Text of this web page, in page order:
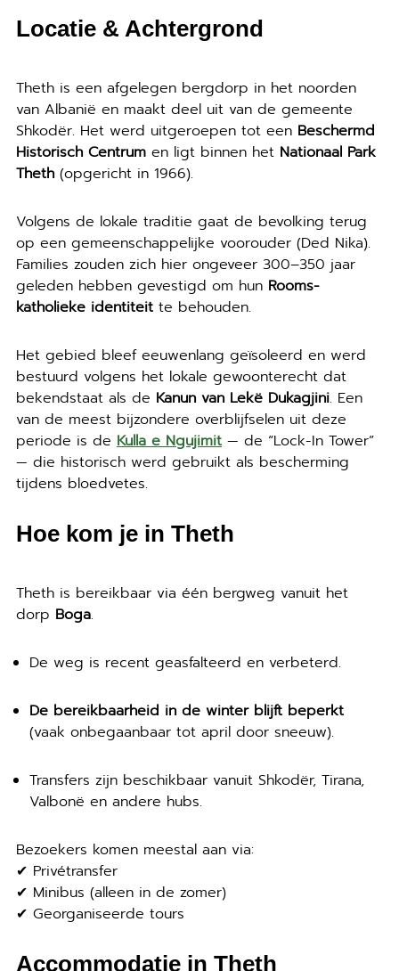
Locatie & Achtergrond
Theth is een afgelegen bergdorp in het noorden
van Albanië en maakt deel uit van de gemeente
Shkodër. Het werd uitgeroepen tot een Beschermd
Historisch Centrumen ligt binnen het Nationaal Park
Theth(opgericht in 1966).
Volgens de lokale traditie gaat de bevolking terug
op een gemeenschappelijke voorouder (Ded Nika).
Families zouden zich hier ongeveer 300–350 jaar
geleden hebben gevestigd om hun Rooms-
katholieke identiteitte behouden.
Het gebied bleef eeuwenlang geïsoleerd en werd
bestuurd volgens het lokale gewoonterecht dat
bekendstaat als de Kanun van Lekë Dukagjini. Een
van de meest bijzondere overblijfselen uit deze
periode is de Kulla e Ngujimit— de “Lock-In Tower”
— die historisch werd gebruikt als bescherming
tijdens bloedvetes.
Hoe kom je in Theth
Theth is bereikbaar via één bergweg vanuit het
dorp Boga.
De weg is recent geasfalteerd en verbeterd.
De bereikbaarheid in de winter blijft beperkt
(vaak onbegaanbaar tot april door sneeuw).
Transfers zijn beschikbaar vanuit Shkodër, Tirana,
Valbonë en andere hubs.
Bezoekers komen meestal aan via:
✔ Privétransfer
✔ Minibus (alleen in de zomer)
✔ Georganiseerde tours
Accommodatie in Theth